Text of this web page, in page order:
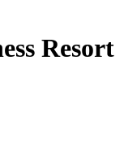
Resort